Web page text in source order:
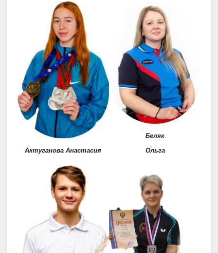
Актуганова Анастасия
Беляк
Ольга